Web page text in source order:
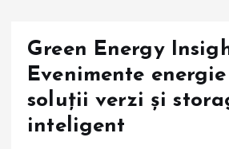
Green Energy
Evenimente
soluții verzi și
inteligent